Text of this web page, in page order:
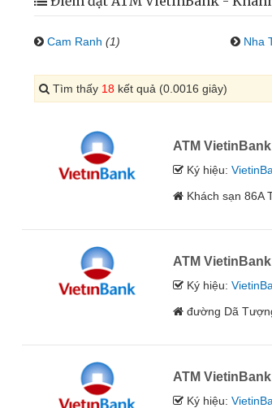
Cam Ranh (1) Nha
Tìm thấy 18 kết quả (0.0016 giây)
ATM
Ký hiệu:
Khách sạn 86A
ATM
Ký hiệu:
đường Dã
ATM
Ký hiệu: